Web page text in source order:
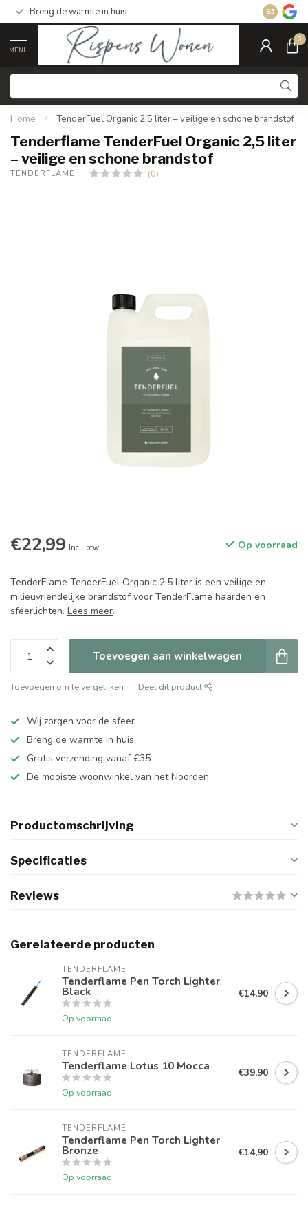
Breng de warmte in huis Gratis
8.5
MENU
0
Home / TenderFuel Organic 2,5 liter – veilige en schone brandstof
Tenderflame TenderFuel Organic 2,5 liter
– veilige en schone brandstof
TENDERFLAME (0)
€22,99 Incl. btw Op voorraad
TenderFlame TenderFuel Organic 2,5 liter is een veilige en
milieuvriendelijke brandstof voor TenderFlame haarden en
sfeerlichten. Lees meer.
Toevoegen aan winkelwagen
Toevoegen om te vergelijken Deel dit product
Wij zorgen voor de sfeer
Breng de warmte in huis
Gratis verzending vanaf €35
De mooiste woonwinkel van het Noorden
Productomschrijving
Specificaties
Reviews
Gerelateerde producten
TENDERFLAME
Tenderflame Pen Torch Lighter
Black
Op voorraad
€14,90
TENDERFLAME
Tenderflame Lotus 10 Mocca
Op voorraad
€39,90
TENDERFLAME
Tenderflame Pen Torch Lighter
Bronze
Op voorraad
€14,90